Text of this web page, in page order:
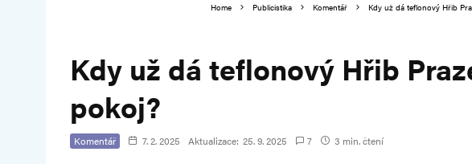
Home Publicistika Komentář Kdy už dá teflonový Hřib
Kdy už dá teflonový Hřib
pokoj?
Komentář 7. 2. 2025 Aktualizace: 25. 9. 2025 7 3 min. čtení